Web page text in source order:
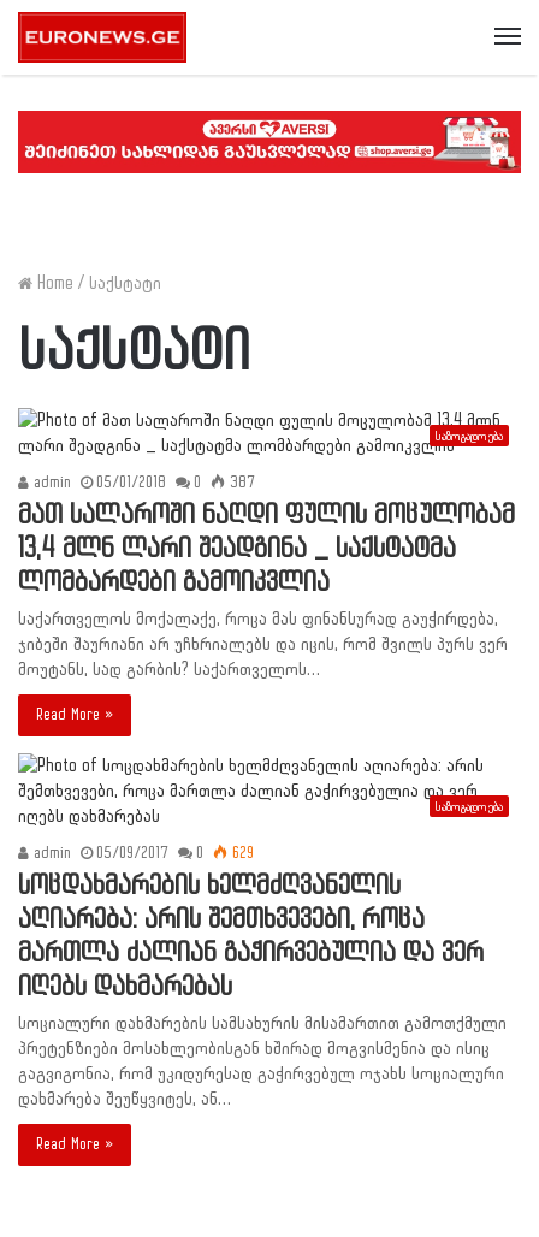
Home / საქსტატი
საქსტატი
საზოგადოება
admin 05/01/2018 0 387
მათ სალაროში ნაღდი ფულის მოცულობამ
13,4 მლნ ლარი შეადგინა _ საქსტატმა
ლომბარდები გამოიკვლია
საქართველოს მოქალაქე, როცა მას ფინანსურად გაუჭირდება,
ჯიბეში შაურიანი არ უჩხრიალებს და იცის, რომ შვილს პურს ვერ
მოუტანს, სად გარბის? საქართველოს…
Read More »
საზოგადოება
admin 05/09/2017 0 629
სოცდახმარების ხელმძღვანელის
აღიარება: არის შემთხვევები, როცა
მართლა ძალიან გაჭირვებულია და ვერ
იღებს დახმარებას
სოციალური დახმარების სამსახურის მისამართით გამოთქმული
პრეტენზიები მოსახლეობისგან ხშირად მოგვისმენია და ისიც
გაგვიგონია, რომ უკიდურესად გაჭირვებულ ოჯახს სოციალური
დახმარება შეუწყვიტეს, ან…
Read More »